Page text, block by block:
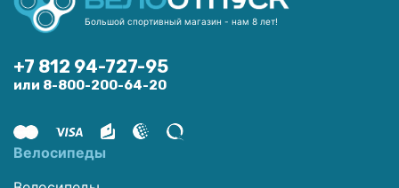
Большой спортивный магазин - нам 8 лет!
+7 812 94-727-95
или 8-800-200-64-20
Велосипеды